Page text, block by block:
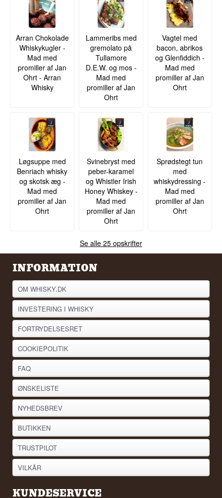
Arran Chokolade
Whiskykugler -
Mad med
promiller af Jan
Ohrt - Arran
Whisky
Lammeribs med
gremolato på
Tullamore
D.E.W. og mos -
Mad med
promiller af Jan
Ohrt
Vagtel med
bacon, abrikos
og Glenfiddich -
Mad med
promiller af Jan
Ohrt
Løgsuppe med
Benriach whisky
og skotsk æg -
Mad med
promiller af Jan
Ohrt
Svinebryst med
peber-karamel
og Whistler Irish
Honey Whiskey -
Mad med
promiller af Jan
Ohrt
Sprødstegt tun
med
whiskydressing -
Mad med
promiller af Jan
Ohrt
Se alle 25 opskrifter
INFORMATION
OM WHISKY.DK
INVESTERING I WHISKY
FORTRYDELSESRET
COOKIEPOLITIK
FAQ
ØNSKELISTE
NYHEDSBREV
BUTIKKEN
TRUSTPILOT
VILKÅR
KUNDESERVICE